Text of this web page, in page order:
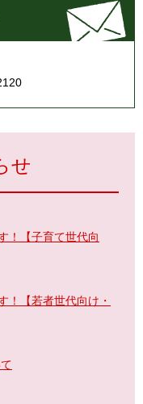
せ
！【子育て世代向
！【若者世代向け・